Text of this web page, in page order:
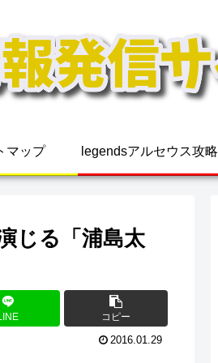
マップ legendsアルセウス攻略
じる「浦島太
コピー
2016.01.29